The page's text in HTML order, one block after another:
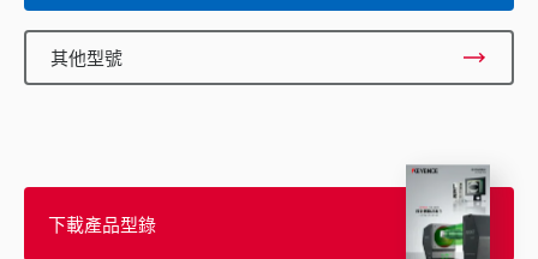
其他型號
下載產品型錄